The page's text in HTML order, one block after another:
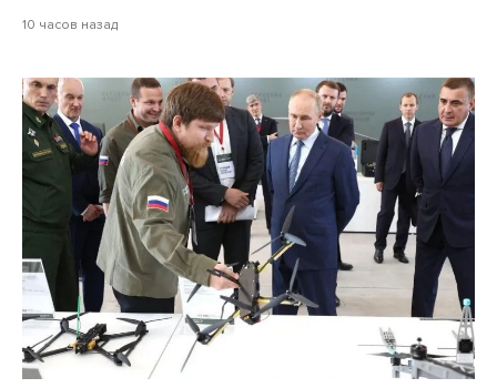
10 часов назад